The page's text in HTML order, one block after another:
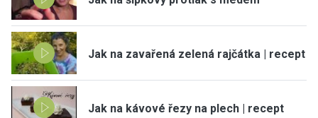
Jak na zavařená zelená rajčátka | recept
Jak na kávové řezy na plech | recept